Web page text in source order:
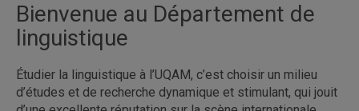
Bienvenue au Département de
linguistique
Étudier la linguistique à l’UQAM, c’est choisir un milieu
d’études et de recherche dynamique et stimulant, qui jouit